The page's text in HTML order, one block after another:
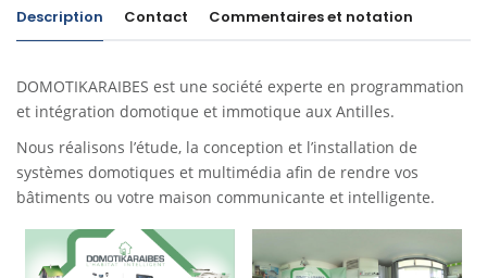
Description Contact Commentaires et notation
DOMOTIKARAIBES est une société experte en programmation
et intégration domotique et immotique aux Antilles.
Nous réalisons l’étude, la conception et l’installation de
systèmes domotiques et multimédia afin de rendre vos
bâtiments ou votre maison communicante et intelligente.